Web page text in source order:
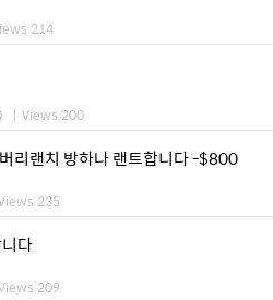
214
| Views 200
리랜치 방하나 랜트합니다 -$800
235
다
209